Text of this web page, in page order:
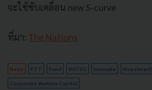
จะใช้ขับเคลื่อน new S-curve
ที่มา: The Nations
News PTT Fund VISTEC Innovate Investment
Corporate Venture Capital